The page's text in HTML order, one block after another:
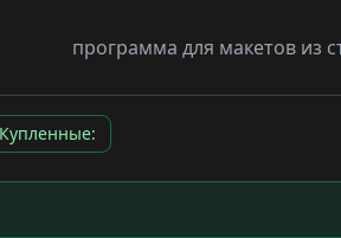
программа для макетов из
Купленные: